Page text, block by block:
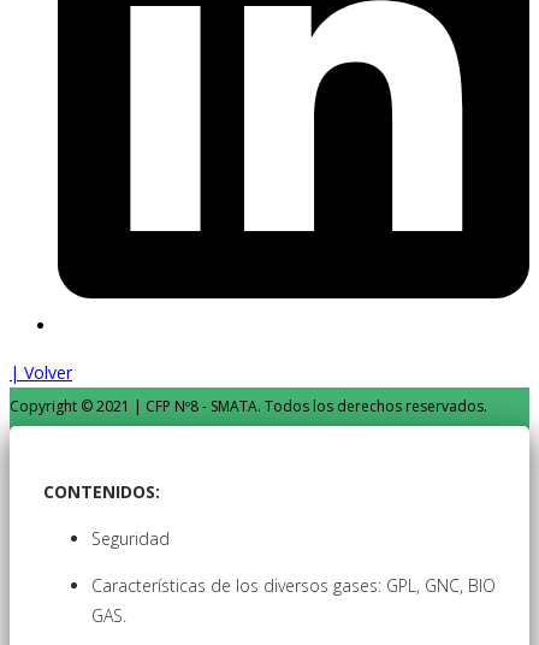
| Volver
Copyright © 2021 | CFP Nº8 - SMATA. Todos los derechos reservados.
CONTENIDOS:
Seguridad
Características de los diversos gases: GPL, GNC, BIO
GAS.